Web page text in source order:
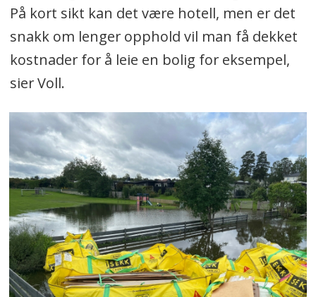
På kort sikt kan det være hotell, men er det
snakk om lenger opphold vil man få dekket
kostnader for å leie en bolig for eksempel,
sier Voll.